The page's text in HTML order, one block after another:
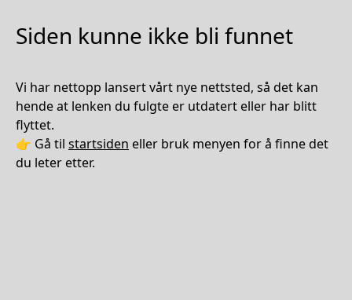
Siden kunne ikke bli funnet
Vi har nettopp lansert vårt nye nettsted, så det kan
hende at lenken du fulgte er utdatert eller har blitt
flyttet.
👉 Gå til startsiden eller bruk menyen for å finne det
du leter etter.